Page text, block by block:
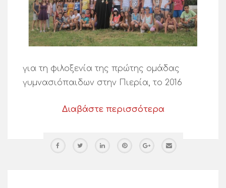
για τη φιλοξενία της πρώτης ομάδας
γυμνασιόπαιδων στην Πιερία, το 2016
Διαβάστε περισσότερα